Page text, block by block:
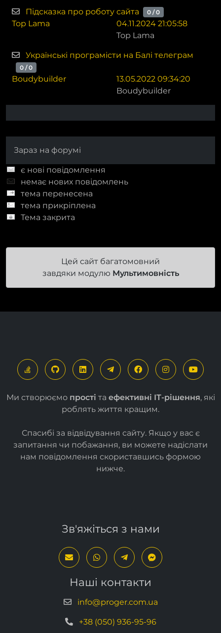
Підсказка про роботу сайта 0 / 0
Top Lama
04.11.2024 21:05:58
Top Lama
Українські програмісти на Балі телеграм
0 / 0
Boudybuilder
13.05.2022 09:34:20
Boudybuilder
Зараз на форумі
є нові повідомлення
немає нових повідомлень
тема перенесена
тема прикріплена
Тема закрита
Цей сайт багатомовний
завдяки модулю Мультимовність
Ми створюємо прості та ефективні ІТ-рішення, які
роблять життя кращим.
Спасибі за відвідування сайту. Якщо у вас є
запитання чи побажання, ви можете надіслати
нам повідомлення скориставшись формою
нижче.
Зв'яжіться з нами
Наші контакти
info@proger.com.ua
+38 (050) 936-95-96